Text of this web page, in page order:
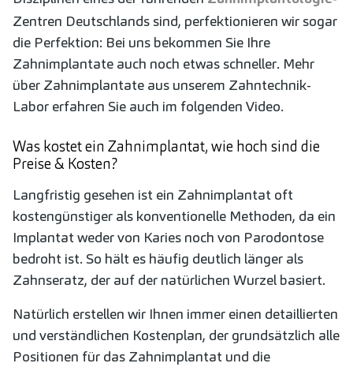
Zentren Deutschlands sind, perfektionieren wir sogar
die Perfektion: Bei uns bekommen Sie Ihre
Zahnimplantate auch noch etwas schneller. Mehr
über Zahnimplantate aus unserem Zahntechnik-
Labor erfahren Sie auch im folgenden Video.
Was kostet ein Zahnimplantat, wie hoch sind die
Preise & Kosten?
Langfristig gesehen ist ein Zahnimplantat oft
kostengünstiger als konventionelle Methoden, da ein
Implantat weder von Karies noch von Parodontose
bedroht ist. So hält es häufig deutlich länger als
Zahnseratz, der auf der natürlichen Wurzel basiert.
Natürlich erstellen wir Ihnen immer einen detaillierten
und verständlichen Kostenplan, der grundsätzlich alle
Positionen für das Zahnimplantat und die